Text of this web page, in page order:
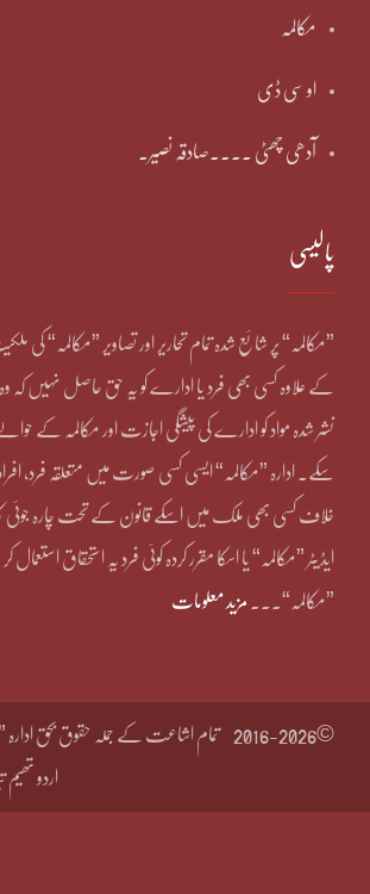
مکالمہ
او سی ڈی
آدھی چھٹی ۔۔۔۔صادقہ نصیر۔
پالیسی
”مکالمہ“ پر شائع شدہ تمام تحاریر اور تصاویر ”مکالمہ“
کے علاوہ کسی بھی فرد یا ادارے کو یہ حق حاصل نہیں کہ وہ
نشر شدہ مواد کو ادارے کی پیشگی اجازت اور مکالمہ کے
سکے۔ ادارہ ”مکالمہ“ ایسی کسی صورت میں متعلقہ فرد،
خلاف کسی بھی ملک میں اسکے قانون کے تحت چارہ جوئی
ایڈیٹر ”مکالمہ“ یا اسکا مقرر کردہ کوئی فرد یہ استحقاق استعمال
”مکالمہ“۔۔۔ مزید معلومات
©2016-2026 تمام اشاعت کے جملہ حقوق بحق ادارہ ”
اردو تھیم